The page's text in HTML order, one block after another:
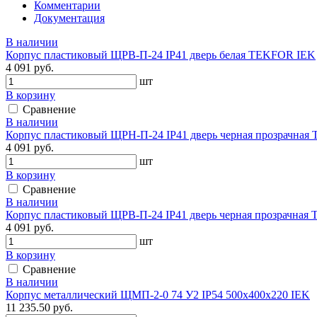
Комментарии
Документация
В наличии
Корпус пластиковый ЩРВ-П-24 IP41 дверь белая TEKFOR IEK
4 091 руб.
шт
В корзину
Сравнение
В наличии
Корпус пластиковый ЩРН-П-24 IP41 дверь черная прозрачная
4 091 руб.
шт
В корзину
Сравнение
В наличии
Корпус пластиковый ЩРВ-П-24 IP41 дверь черная прозрачная
4 091 руб.
шт
В корзину
Сравнение
В наличии
Корпус металлический ЩМП-2-0 74 У2 IP54 500х400х220 IEK
11 235.50 руб.